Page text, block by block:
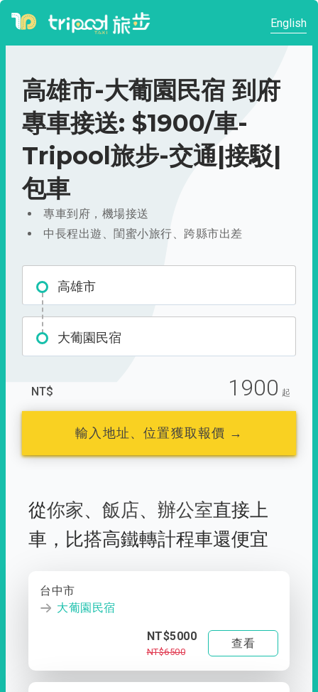
English
高雄市-大葡園民宿 到府
專車接送: $1900/車-
Tripool旅步-交通|接駁|
包車
專車到府，機場接送
中長程出遊、閨蜜小旅行、跨縣市出差
高雄市
大葡園民宿
NT$ 1900 起
輸入地址、位置獲取報價 →
從你家、 飯店、 辦公室直接上
車， 比搭高鐵轉計程車還便宜
台中市
大葡園民宿
NT$5000
NT$6500
查看